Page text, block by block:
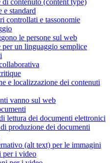
e standard
controllati e tassonomie
le persone sul web
un linguaggio semplice
e localizzazione dei contenuti
vanno sul web
lettura dei documenti elettronici
produzione dei documenti
(alt text) per le immagini
per i video